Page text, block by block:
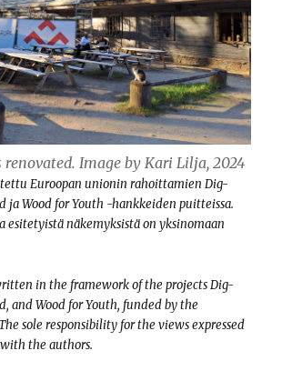
Image by Kari Lilja, 2024
Euroopan unionin rahoittamien Dig-
ja Wood for Youth -hankkeiden puitteissa.
esitetyistä näkemyksistä on yksinomaan
in the framework of the projects Dig-
and Wood for Youth, funded by the
sole responsibility for the views expressed
the authors.